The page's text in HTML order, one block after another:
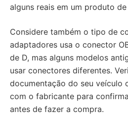
alguns reais em um produto
Considere também o tipo de
adaptadores usa o conector
de D, mas alguns modelos
usar conectores diferentes.
documentação do seu veículo
com o fabricante para
antes de fazer a compra.